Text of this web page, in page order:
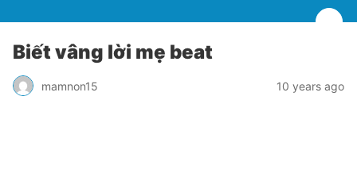
Biết vâng lời mẹ beat
mamnon15 10 years ago